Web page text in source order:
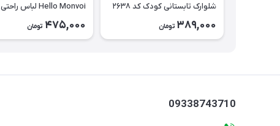
شلوارک تابستانی کودک کد ۲۶۳۸
389,000 تومان
Hello Monvoi لباس راحتی
بچه‌گانه نخی کد ۲۶۲۹
475,000 تومان
09338743710